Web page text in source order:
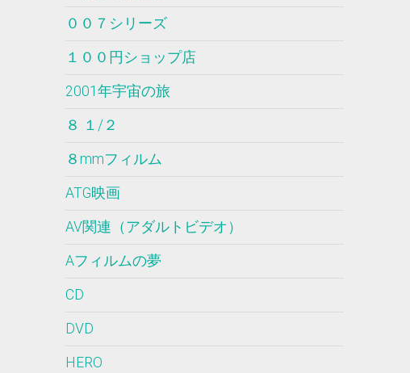
００７シリーズ
１００円ショップ店
2001年宇宙の旅
８ １/２
８mmフィルム
ATG映画
AV関連（アダルトビデオ）
Aフィルムの夢
CD
DVD
HERO